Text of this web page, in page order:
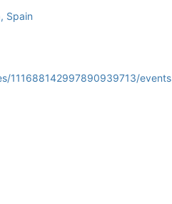
Spain
111688142997890939713/events